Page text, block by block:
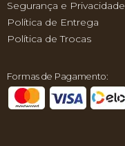
Segurança e Privacidade
Política de Entrega
Política de Trocas
Formas de Pagamento: